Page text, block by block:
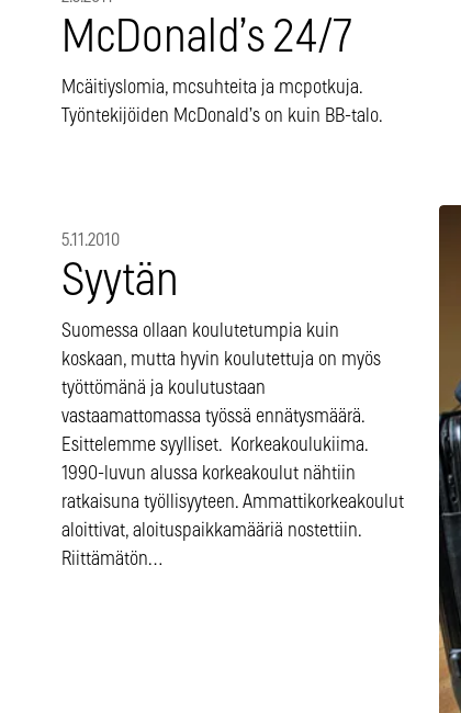
McDonald’s 24/7
Mcäitiyslomia, mcsuhteita ja mcpotkuja.
Työntekijöiden McDonald’s on kuin BB-talo.
5.11.2010
Syytän
Suomessa ollaan koulutetumpia kuin
koskaan, mutta hyvin koulutettuja on myös
työttömänä ja koulutustaan
vastaamattomassa työssä ennätysmäärä.
Esittelemme syylliset. Korkeakoulukiima.
1990-luvun alussa korkeakoulut nähtiin
ratkaisuna työllisyyteen. Ammattikorkeakoulut
aloittivat, aloituspaikkamääriä nostettiin.
Riittämätön…